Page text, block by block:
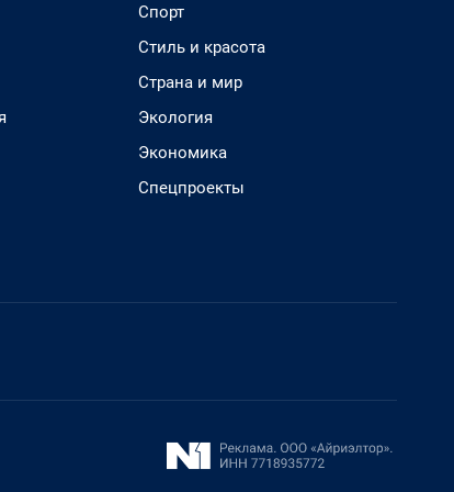
Спорт
Стиль и красота
Страна и мир
Экология
Экономика
Спецпроекты